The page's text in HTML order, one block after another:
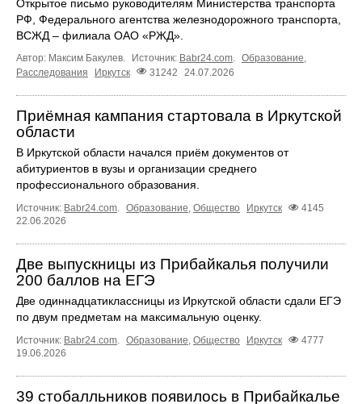
Открытое письмо руководителям Министерства транспорта
РФ, Федерального агентства железнодорожного транспорта,
ВСЖД – филиала ОАО «РЖД».
Автор: Максим Бакулев. Источник: Babr24.com. Образование,
Расследования
Иркутск 31242 24.07.2026
Приёмная кампания стартовала в Иркутской
области
В Иркутской области начался приём документов от
абитуриентов в вузы и организации среднего
профессионального образования.
Источник: Babr24.com Образование Общество Иркутск
4145
22.06.2026
Две выпускницы из Прибайкалья получили
200 баллов на ЕГЭ
Две одиннадцатиклассницы из Иркутской области сдали ЕГЭ
по двум предметам на максимальную оценку.
Источник: Babr24.com Образование Общество Иркутск
4777
19.06.2026
39 стобалльников появилось в Прибайкалье